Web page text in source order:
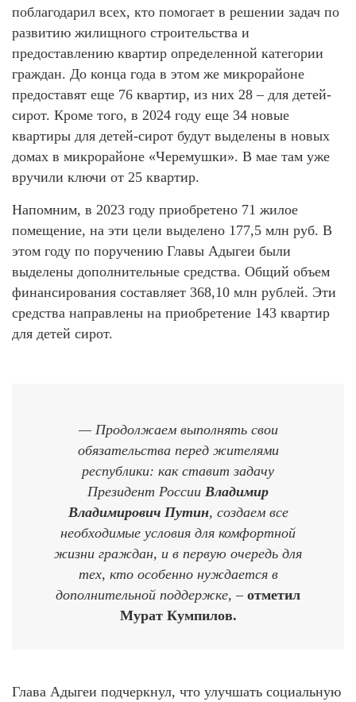
поблагодарил всех, кто помогает в решении задач по
развитию жилищного строительства и
предоставлению квартир определенной категории
граждан. До конца года в этом же микрорайоне
предоставят еще 76 квартир, из них 28 – для детей-
сирот. Кроме того, в 2024 году еще 34 новые
квартиры для детей-сирот будут выделены в новых
домах в микрорайоне «Черемушки». В мае там уже
вручили ключи от 25 квартир.
Напомним, в 2023 году приобретено 71 жилое
помещение, на эти цели выделено 177,5 млн руб. В
этом году по поручению Главы Адыгеи были
выделены дополнительные средства. Общий объем
финансирования составляет 368,10 млн рублей. Эти
средства направлены на приобретение 143 квартир
для детей сирот.
— Продолжаем выполнять свои
обязательства перед жителями
республики: как ставит задачу
Президент России Владимир
Владимирович Путин, создаем все
необходимые условия для комфортной
жизни граждан, и в первую очередь для
тех, кто особенно нуждается в
дополнительной поддержке, – отметил
Мурат Кумпилов.
Глава Адыгеи подчеркнул, что улучшать социальную